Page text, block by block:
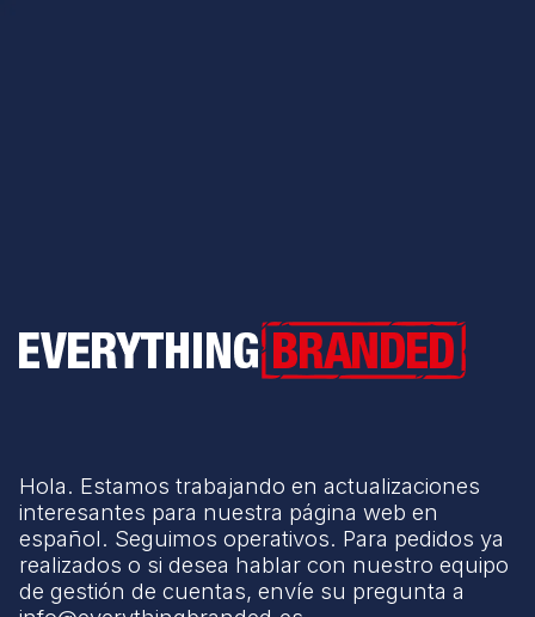
Everything Branded
Hola. Estamos trabajando en actualizaciones
interesantes para nuestra página web en
español. Seguimos operativos. Para pedidos ya
realizados o si desea hablar con nuestro equipo
de gestión de cuentas, envíe su pregunta a